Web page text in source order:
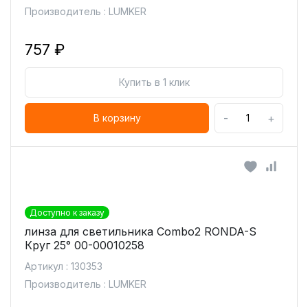
Производитель : LUMKER
757 ₽
Купить в 1 клик
В корзину - +
Доступно к заказу
линза для светильника Combo2 RONDA-S
Круг 25° 00-00010258
Артикул : 130353
Производитель : LUMKER